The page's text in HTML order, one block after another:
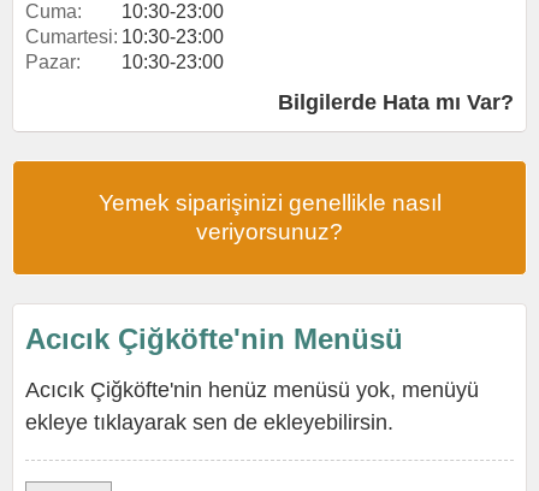
Cuma:
10:30-23:00
Cumartesi: 10:30-23:00
Pazar:
10:30-23:00
Bilgilerde Hata mı Var?
Yemek siparişinizi genellikle nasıl
veriyorsunuz?
Acıcık Çiğköfte'nin Menüsü
Acıcık Çiğköfte'nin henüz menüsü yok, menüyü
ekleye tıklayarak sen de ekleyebilirsin.